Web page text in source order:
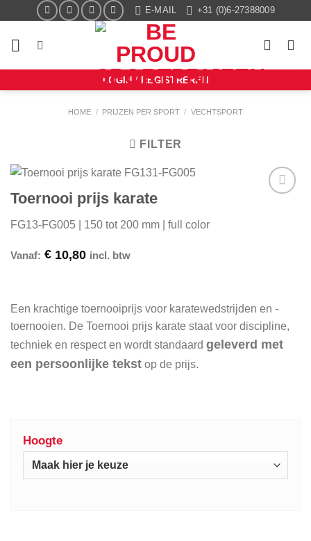
inhoud
E-MAIL +31 (0)6-27388009
LOGIN / REGISTREREN
HOME / PRIJZEN PER SPORT / VECHTSPORT
FILTER
Toernooi prijs karate
FG13-FG005 | 150 tot 200 mm | full color
Vanaf: € 10,80 incl. btw
Een krachtige toernooiprijs voor karatewedstrijden en -
toernooien. De Toernooi prijs karate staat voor discipline,
techniek en respect en wordt standaard geleverd met
een persoonlijke tekst op de prijs.
Hoogte